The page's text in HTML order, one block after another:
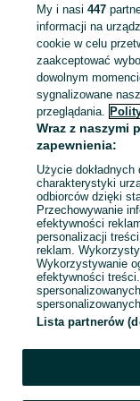
Zaloguj się lub
sprzedającym
Zaloguj się / Załóż
Zadzwoń /
My i nasi447
informacji na
cookie w celu
zaakceptować
dowolnym
sygnalizowane
przeglądania.
Wraz z naszymi
zapewnienia:
Użycie
charakterystyki
odbiorców dzięki
Przechowywanie
efektywności
personalizacji
reklam.
Wykorzystywanie
efektywności
Lista partnerów